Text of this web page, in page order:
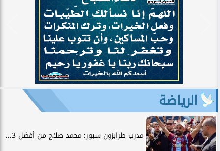
الرياضة
مدرب طرابزون سبور: محمد صلاح من أفضل 3...